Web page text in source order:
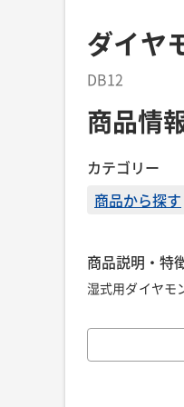
ダイヤ
DB12
商品情
カテゴリー
商品から探す
商品説明・特
湿式用ダイヤモ